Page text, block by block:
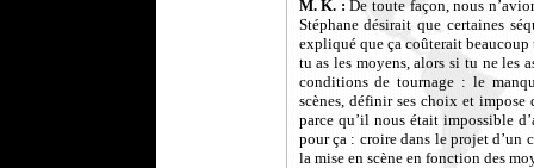
M. K. :De toute façon, nous
Stéphane désirait que certaines
expliqué que ça coûterait beaucoup
tu as les moyens, alors si tu ne les
conditions de tournage : le
scènes, définir ses choix et
parce qu’il nous était impossible
pour ça : croire dans le projet d’un
la mise en scène en fonction des